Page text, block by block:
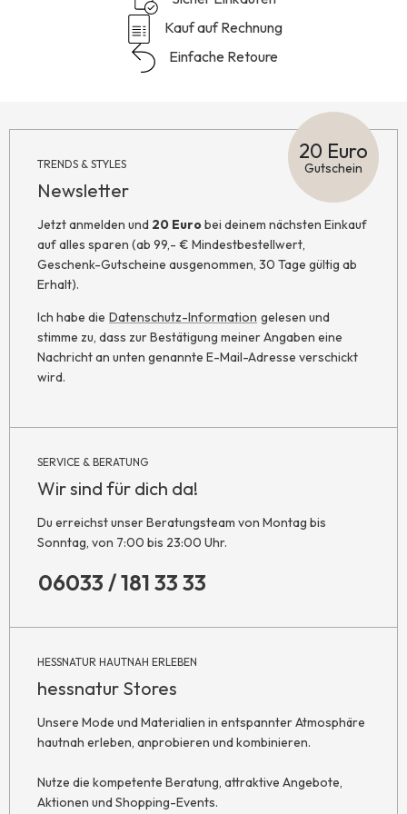
Kauf auf Rechnung
Einfache Retoure
TRENDS & STYLES
Newsletter
20 Euro
Gutschein
Jetzt anmelden und 20 Eurobei deinem nächsten Einkauf
auf alles sparen (ab 99,- € Mindestbestellwert,
Geschenk-Gutscheine ausgenommen, 30 Tage gültig ab
Erhalt).
Ich habe die Datenschutz-Information gelesen und
stimme zu, dass zur Bestätigung meiner Angaben eine
Nachricht an unten genannte E-Mail-Adresse verschickt
wird.
SERVICE & BERATUNG
Wir sind für dich da!
Du erreichst unser Beratungsteam von Montag bis
Sonntag, von 7:00 bis 23:00 Uhr.
06033 / 181 33 33
HESSNATUR HAUTNAH ERLEBEN
hessnatur Stores
Unsere Mode und Materialien in entspannter Atmosphäre
hautnah erleben, anprobieren und kombinieren.
Nutze die kompetente Beratung, attraktive Angebote,
Aktionen und Shopping-Events.